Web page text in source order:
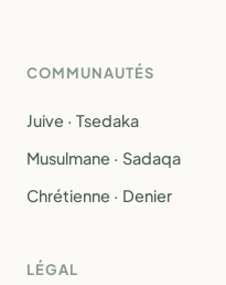
COMMUNAUTÉS
Juive · Tsedaka
Musulmane · Sadaqa
Chrétienne · Denier
LÉGAL